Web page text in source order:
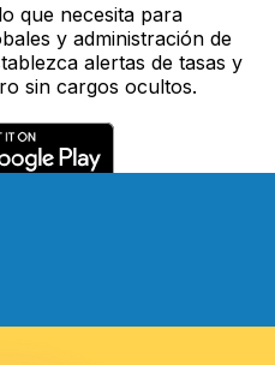
que necesita para
y administración de
alertas de tasas y
sin cargos ocultos.